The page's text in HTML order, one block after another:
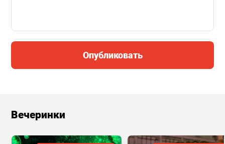
Опубликовать
Вечеринки